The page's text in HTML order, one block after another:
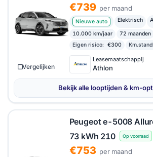
€739 per maand
Nieuwe auto Elektrisch
10.000 km/jaar
72 maanden
Eigen risico:
€300 Km.stand:
Leasemaatschappij
Athlon
Vergelijken
Bekijk alle looptijden & km-
Peugeot e-5008
73 kWh 210
Op voorraad
€753 per maand